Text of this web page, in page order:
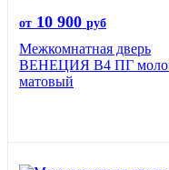
от 10 900 руб
Межкомнатная дверь
ВЕНЕЦИЯ B4 ПГ
матовый